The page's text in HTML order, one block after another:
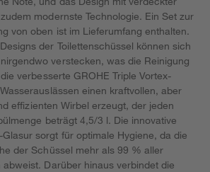
modernste Technologie. Ein Set zur
von oben ist im Lieferumfang enthalten.
der Toilettenschüssel können sich
verstecken, was die Reinigung
verbesserte GROHE Triple Vortex-
einen kraftvollen, aber
effizienten Wirbel erzeugt, der jeden
beträgt 4,5/3 l. Die innovative
sorgt für optimale Hygiene, da die
der Schüssel mehr als 99 % aller
Darüber hinaus verbindet die